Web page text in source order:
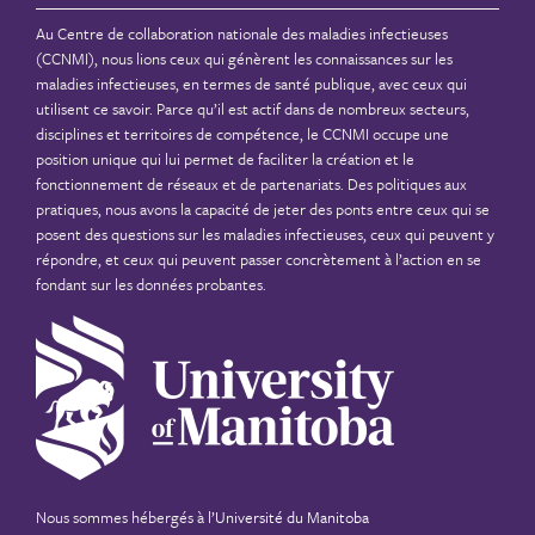
Au Centre de collaboration nationale des maladies infectieuses
(CCNMI), nous lions ceux qui génèrent les connaissances sur les
maladies infectieuses, en termes de santé publique, avec ceux qui
utilisent ce savoir. Parce qu’il est actif dans de nombreux secteurs,
disciplines et territoires de compétence, le CCNMI occupe une
position unique qui lui permet de faciliter la création et le
fonctionnement de réseaux et de partenariats. Des politiques aux
pratiques, nous avons la capacité de jeter des ponts entre ceux qui se
posent des questions sur les maladies infectieuses, ceux qui peuvent y
répondre, et ceux qui peuvent passer concrètement à l’action en se
fondant sur les données probantes.
Nous sommes hébergés à l’Université du Manitoba